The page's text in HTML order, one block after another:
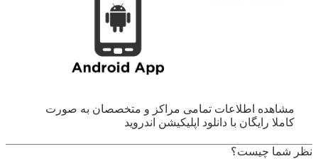
مشاهده اطلاعات تمامی مراکز و متخصصان به صورت
کاملا رایگان با دانلود اپلیکیشن اندروید
نظر شما چیست؟